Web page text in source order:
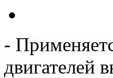
-
двигателей